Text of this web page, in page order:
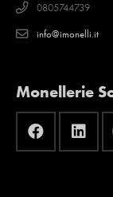
0805744739
info@imonelli.it
Monellerie